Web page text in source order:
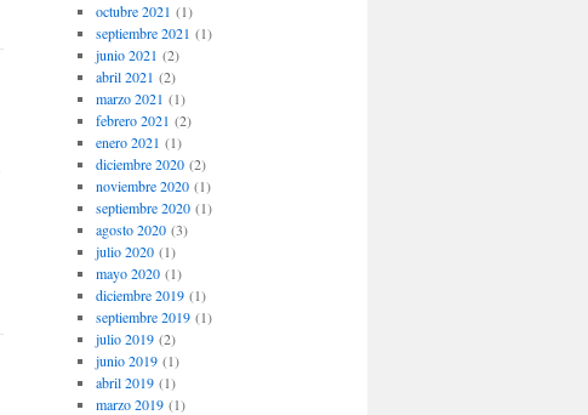
octubre 2021 (1)
septiembre 2021 (1)
junio 2021 (2)
abril 2021 (2)
marzo 2021 (1)
febrero 2021 (2)
enero 2021 (1)
diciembre 2020(2)
noviembre 2020(1)
septiembre 2020(1)
agosto 2020(3)
julio 2020(1)
mayo 2020(1)
diciembre 2019(1)
septiembre 2019(1)
julio 2019(2)
junio 2019(1)
abril 2019(1)
marzo 2019(1)